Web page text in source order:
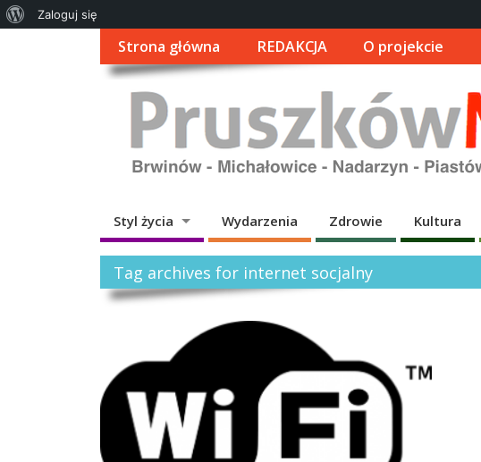
Strona główna REDAKCJA O projekcie
Styl życia Wydarzenia Zdrowie Kultura
Tag archives for internet socjalny
Zaloguj się